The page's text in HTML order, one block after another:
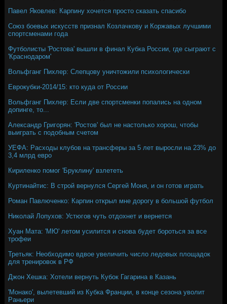
Павел Яковлев: Карпину хочется просто сказать спасибо
Союз боевых искусств признал Козлачкову и Коржавых лучшими
спортсменами года
Футболисты 'Ростова' вышли в финал Кубка России, где сыграют с
'Краснодаром'
Вольфганг Пихлер: Слепцову уничтожили психологически
Еврокубки-2014/15: кто куда от России
Вольфганг Пихлер: Если две спортсменки попались на одном
допинге, то...
Александр Григорян: 'Ростов' был не настолько хорош, чтобы
выиграть с подобным счетом
УЕФА: Расходы клубов на трансферы за 5 лет выросли на 23% до
3,4 млрд евро
Кириленко помог 'Бруклину' взлететь
Куртинайтис: В строй вернулся Сергей Моня, и он готов играть
Роман Павлюченко: Карпин открыл мне дорогу в большой футбол
Николай Лопухов: Устюгов чуть отдохнет и вернется
Хуан Мата: 'МЮ' летом усилится и снова будет бороться за все
трофеи
Третьяк: Необходимо вдвое увеличить число ледовых площадок
для тренировок в РФ
Джон Хешка: Хотели вернуть Кубок Гагарина в Казань
'Монако', вылетевший из Кубка Франции, в конце сезона уволит
Раньери